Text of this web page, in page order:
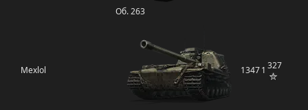
Об. 263
Mexlol 13471 327